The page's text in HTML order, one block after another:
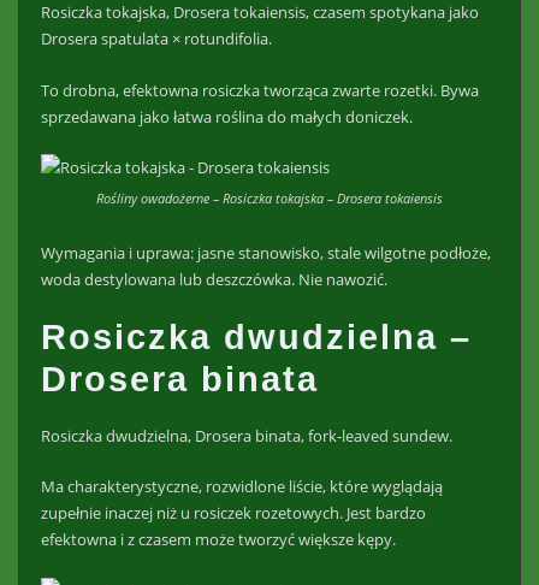
Rosiczka tokajska, Drosera tokaiensis, czasem spotykana jako
Drosera spatulata × rotundifolia.
To drobna, efektowna rosiczka tworząca zwarte rozetki. Bywa
sprzedawana jako łatwa roślina do małych doniczek.
Rośliny owadożerne – Rosiczka tokajska – Drosera tokaiensis
Wymagania i uprawa: jasne stanowisko, stale wilgotne podłoże,
woda destylowana lub deszczówka. Nie nawozić.
Rosiczka dwudzielna –
Drosera binata
Rosiczka dwudzielna, Drosera binata, fork-leaved sundew.
Ma charakterystyczne, rozwidlone liście, które wyglądają
zupełnie inaczej niż u rosiczek rozetowych. Jest bardzo
efektowna i z czasem może tworzyć większe kępy.